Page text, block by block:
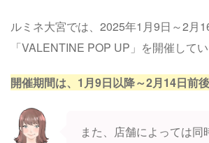
ルミネ大宮では、2025年1月9日～2月
「VALENTINE POP UP」を開催して
開催期間は、1月9日以降～2月14日前
また、店舗によっては同